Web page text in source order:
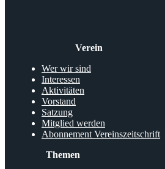
Verein
Wer wir sind
Interessen
Aktivitäten
Vorstand
Satzung
Mitglied werden
Abonnement Vereinszeitschrift
Themen